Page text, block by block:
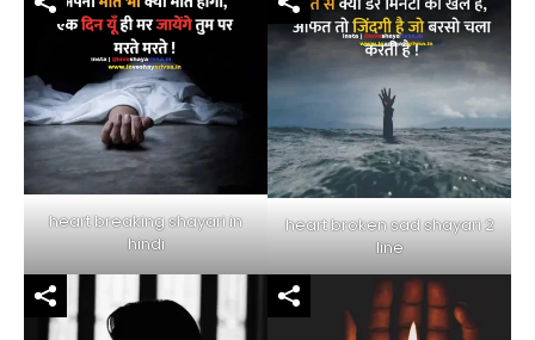
heart breaking shayari in
hindi
heart broken sad shayari 2
line